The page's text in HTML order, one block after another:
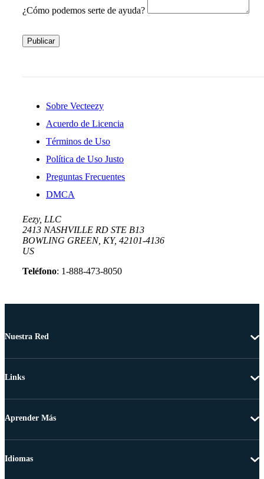
¿Cómo podemos serte de ayuda?
Publicar
Sobre Vecteezy
Acuerdo de Licencia
Términos de Uso
Política de Uso Justo
Preguntas Frecuentes
DMCA
Eezy, LLC
2413 NASHVILLE RD STE B13
BOWLING GREEN, KY, 42101-4136
US
Teléfono: 1-888-473-8050
Nuestra Red
Links
Aprender Más
Idiomas